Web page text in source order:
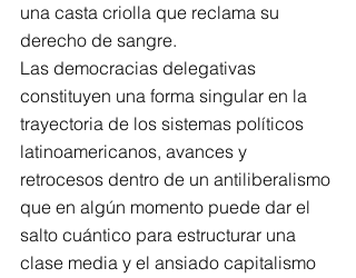
una casta criolla que reclama su
derecho de sangre.
Las democracias delegativas
constituyen una forma singular en la
trayectoria de los sistemas políticos
latinoamericanos, avances y
retrocesos dentro de un antiliberalismo
que en algún momento puede dar el
salto cuántico para estructurar una
clase media y el ansiado capitalismo